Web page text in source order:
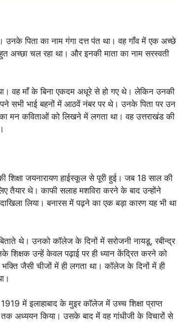
पिता का नाम गंगा दत्त पंत था। वह गाँव में एक अच्छे
अच्छा चल रहा था। और इनकी माता का नाम सरस्वती
वह माँ के बिना एकदम अधूरे से हो गए थे। लेकिन उनकी
सभी भाई बहनों में आठवें नंबर पर थे। उनके पिता पर उन
मन कविताओं को लिखने में लगता था। वह उत्तराखंड की
जयनारायण हाईस्कूल से पूरी हुई। जब 18 साल की
तैयार थे। काफी सलाह मशविरा करने के बाद उन्होंने
लिया। बनारस में पढ़ने का एक बड़ा कारण यह भी था
थे। उनको कॉलेज के दिनों में सरोजनी नायडू, रबीन्द्र
उन्हें केवल पढ़ाई पर ही ध्यान केंद्रित करने को
जैसी चीजों में ही लगता था। कॉलेज के दिनों में ही
में इलाहाबाद के मुइर कॉलेज में उच्च शिक्षा प्राप्त
अध्ययन किया। उसके बाद में वह गांधीजी के विचारों से